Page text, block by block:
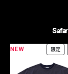
NEW 限定